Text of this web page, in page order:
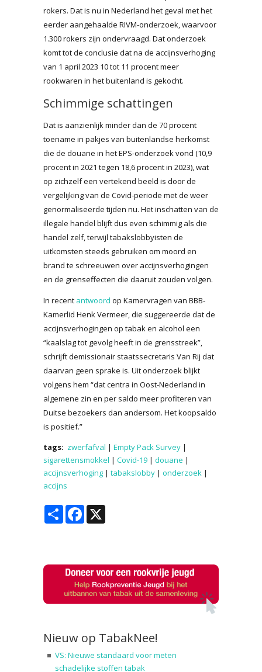
rokers. Dat is nu in Nederland het geval met het
eerder aangehaalde RIVM-onderzoek, waarvoor
1.300 rokers zijn ondervraagd. Dat onderzoek
komt tot de conclusie dat na de accijnsverhoging
van 1 april 2023 10 tot 11 procent meer
rookwaren in het buitenland is gekocht.
Schimmige schattingen
Dat is aanzienlijk minder dan de 70 procent
toename in pakjes van buitenlandse herkomst
die de douane in het EPS-onderzoek vond (10,9
procent in 2021 tegen 18,6 procent in 2023), wat
op zichzelf een vertekend beeld is door de
vergelijking van de Covid-periode met de weer
genormaliseerde tijden nu. Het inschatten van de
illegale handel blijft dus even schimmig als die
handel zelf, terwijl tabakslobbyisten de
uitkomsten steeds gebruiken om moord en
brand te schreeuwen over accijnsverhogingen
en de grenseffecten die daaruit zouden volgen.
In recent antwoord op Kamervragen van BBB-
Kamerlid Henk Vermeer, die suggereerde dat de
accijnsverhogingen op tabak en alcohol een
“kaalslag tot gevolg heeft in de grensstreek”,
schrijft demissionair staatssecretaris Van Rij dat
daarvan geen sprake is. Uit onderzoek blijkt
volgens hem “dat centra in Oost-Nederland in
algemene zin en per saldo meer profiteren van
Duitse bezoekers dan andersom. Het koopsaldo
is positief.”
tags: zwerfafval | Empty Pack Survey |
sigarettensmokkel | Covid-19 | douane |
accijnsverhoging | tabakslobby | onderzoek |
accijns
Share Facebook
Nieuw op TabakNee!
VS: Nieuwe standaard voor meten
schadelijke stoffen tabak